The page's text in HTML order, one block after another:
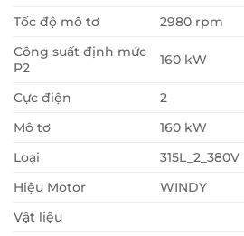
Tốc độ mô tơ
2980 rpm
Công suất định mức
P2
160 kW
Cực điện
2
Mô tơ
160 kW
Loại
315L_2_380V
Hiệu Motor
WINDY
Vật liệu